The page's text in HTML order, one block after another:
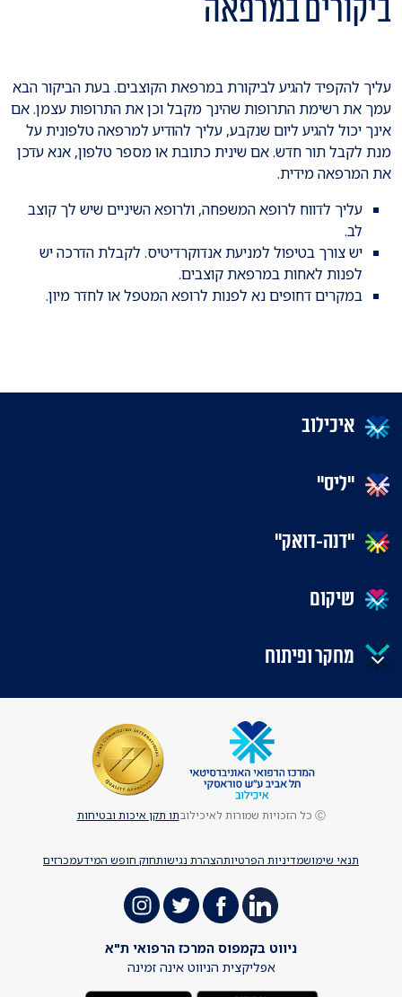
ביקורים במרפאה
עליך להקפיד להגיע לביקורת במרפאת הקוצבים. בעת הביקור הבא
עמך את רשימת התרופות שהינך מקבל וכן את התרופות עצמן. אם
אינך יכול להגיע ליום שנקבע, עליך להודיע למרפאה טלפונית על
מנת לקבל תור חדש. אם שינית כתובת או מספר טלפון, אנא עדכן
את המרפאה מידית.
עליך לדווח לרופא המשפחה, ולרופא השיניים שיש לך קוצב
לב.
יש צורך בטיפול למניעת אנדוקרדיטיס. לקבלת הדרכה יש
לפנות לאחות במרפאת קוצבים.
במקרים דחופים נא לפנות לרופא המטפל או לחדר מיון.
איכילוב
"ליס"
"דנה-דואק"
שיקום
מחקר ופיתוח
תנאי שימושמדיניות הפרטיותהצהרת נגישותחוק חופש המידעמכרזים
Ⓒ כל הזכויות שמורות לאיכילוב תו תקן איכות ובטיחות
ניווט בקמפוס המרכז הרפואי ת"א
אפליקצית הניווט אינה זמינה